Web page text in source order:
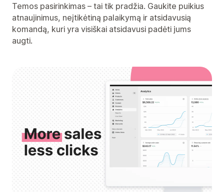
Temos pasirinkimas – tai tik pradžia. Gaukite puikius
atnaujinimus, neįtikėtiną palaikymą ir atsidavusią
komandą, kuri yra visiškai atsidavusi padėti jums
augti.